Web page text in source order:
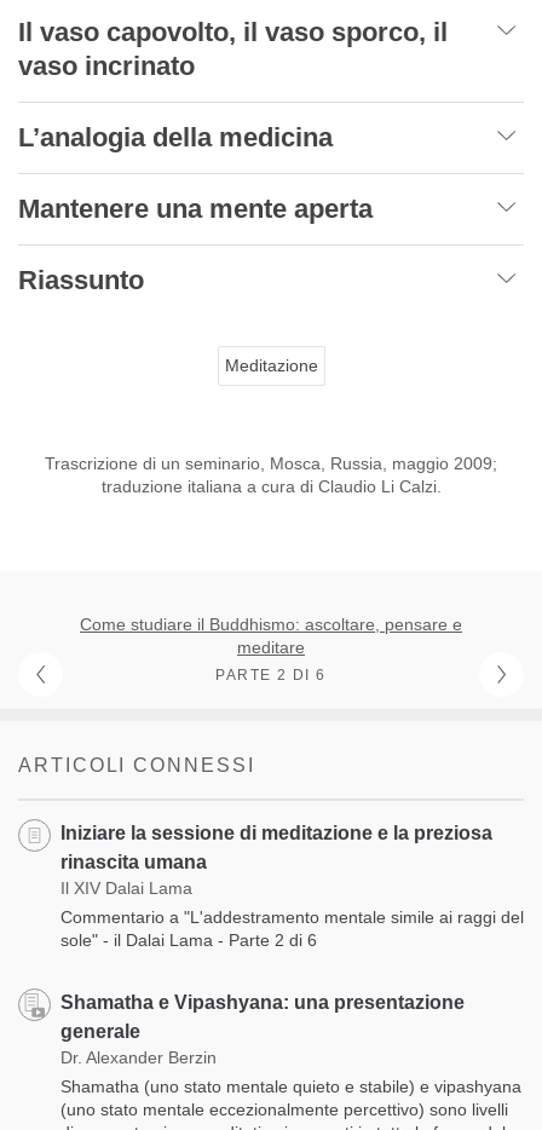
Il vaso capovolto, il vaso sporco, il
vaso incrinato
L’analogia della medicina
Mantenere una mente aperta
Riassunto
Meditazione
Trascrizione di un seminario, Mosca, Russia, maggio 2009;
traduzione italiana a cura di Claudio Li Calzi.
Come studiare il Buddhismo: ascoltare, pensare e
meditare
PARTE 2 DI 6
ARTICOLI CONNESSI
Iniziare la sessione di meditazione e la preziosa
rinascita umana
Il XIV Dalai Lama
Commentario a "L'addestramento mentale simile ai raggi del
sole" - il Dalai Lama - Parte 2 di 6
Shamatha e Vipashyana: una presentazione
generale
Dr. Alexander Berzin
Shamatha (uno stato mentale quieto e stabile) e vipashyana
(uno stato mentale eccezionalmente percettivo) sono livelli